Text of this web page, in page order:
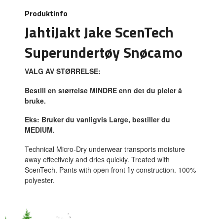
Produktinfo
JahtiJakt Jake ScenTech
Superundertøy Snøcamo
VALG AV STØRRELSE:
Bestill en størrelse MINDRE enn det du pleier å
bruke.
Eks: Bruker du vanligvis Large, bestiller du
MEDIUM.
Technical Micro-Dry underwear transports moisture
away effectively and dries quickly. Treated with
ScenTech. Pants with open front fly construction. 100%
polyester.